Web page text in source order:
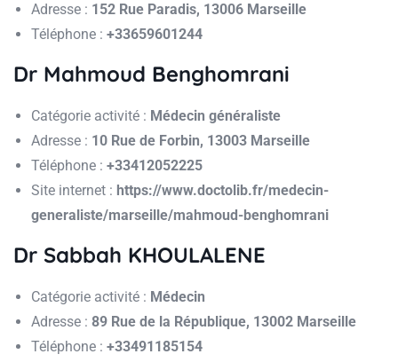
Adresse : 152 Rue Paradis, 13006 Marseille
Téléphone : +33659601244
Dr Mahmoud Benghomrani
Catégorie activité : Médecin généraliste
Adresse : 10 Rue de Forbin, 13003 Marseille
Téléphone : +33412052225
Site internet : https://www.doctolib.fr/medecin-
generaliste/marseille/mahmoud-benghomrani
Dr Sabbah KHOULALENE
Catégorie activité : Médecin
Adresse : 89 Rue de la République, 13002 Marseille
Téléphone : +33491185154